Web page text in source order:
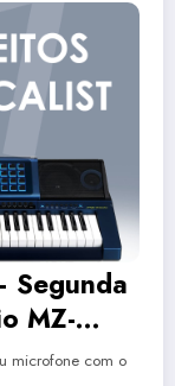
Segunda
MZ-
microfone com o